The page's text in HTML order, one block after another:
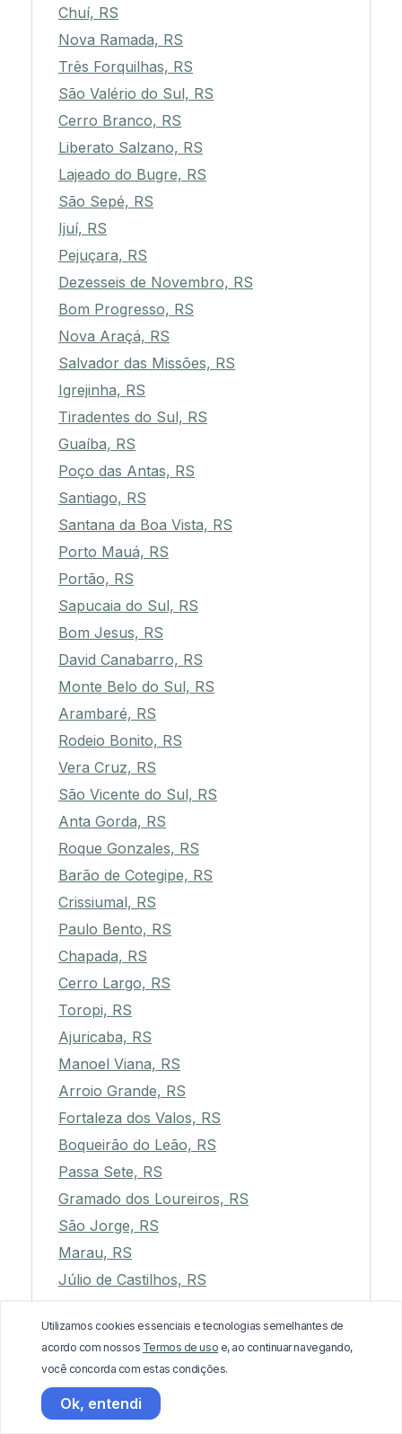
Chuí, RS
Nova Ramada, RS
Três Forquilhas, RS
São Valério do Sul, RS
Cerro Branco, RS
Liberato Salzano, RS
Lajeado do Bugre, RS
São Sepé, RS
Ijuí, RS
Pejuçara, RS
Dezesseis de Novembro, RS
Bom Progresso, RS
Nova Araçá, RS
Salvador das Missões, RS
Igrejinha, RS
Tiradentes do Sul, RS
Guaíba, RS
Poço das Antas, RS
Santiago, RS
Santana da Boa Vista, RS
Porto Mauá, RS
Portão, RS
Sapucaia do Sul, RS
Bom Jesus, RS
David Canabarro, RS
Monte Belo do Sul, RS
Arambaré, RS
Rodeio Bonito, RS
Vera Cruz, RS
São Vicente do Sul, RS
Anta Gorda, RS
Roque Gonzales, RS
Barão de Cotegipe, RS
Crissiumal, RS
Paulo Bento, RS
Chapada, RS
Cerro Largo, RS
Toropi, RS
Ajuricaba, RS
Manoel Viana, RS
Arroio Grande, RS
Fortaleza dos Valos, RS
Boqueirão do Leão, RS
Passa Sete, RS
Gramado dos Loureiros, RS
São Jorge, RS
Marau, RS
Júlio de Castilhos, RS
Bagé, RS
Iraí, RS
Pinheiro Machado, RS
Farroupilha, RS
Utilizamos cookies essenciais e tecnologias semelhantes de
acordo com nossos Termos de uso e, ao continuar navegando,
você concorda com estas condições.
Ok, entendi